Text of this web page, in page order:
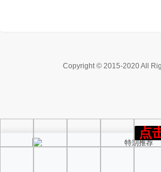
Copyright © 2015-2020 All
点